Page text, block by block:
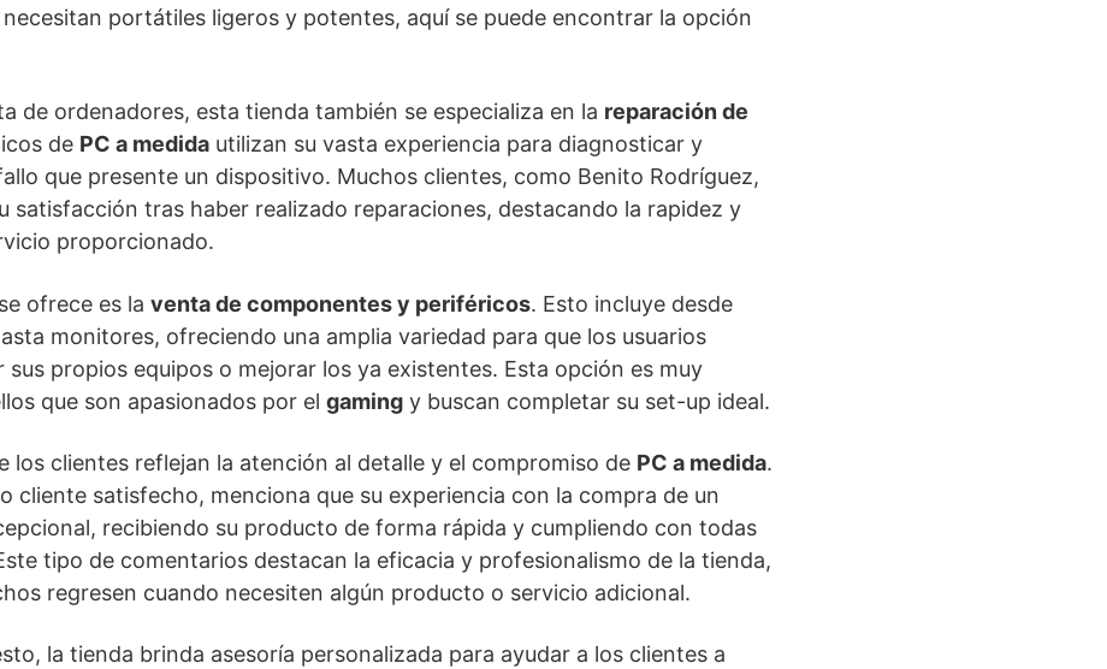
portátiles ligeros y potentes, aquí se puede encontrar la opción
de ordenadores, esta tienda también se especializa en la reparación de
de PC a medida utilizan su vasta experiencia para diagnosticar y
que presente un dispositivo. Muchos clientes, como Benito Rodríguez,
satisfacción tras haber realizado reparaciones, destacando la rapidez y
proporcionado.
ofrece es la venta de componentes y periféricos. Esto incluye desde
monitores, ofreciendo una amplia variedad para que los usuarios
sus propios equipos o mejorar los ya existentes. Esta opción es muy
que son apasionados por el gaming y buscan completar su set-up ideal.
los clientes reflejan la atención al detalle y el compromiso de PC a medida.
cliente satisfecho, menciona que su experiencia con la compra de un
recibiendo su producto de forma rápida y cumpliendo con todas
tipo de comentarios destacan la eficacia y profesionalismo de la tienda,
regresen cuando necesiten algún producto o servicio adicional.
la tienda brinda asesoría personalizada para ayudar a los clientes a